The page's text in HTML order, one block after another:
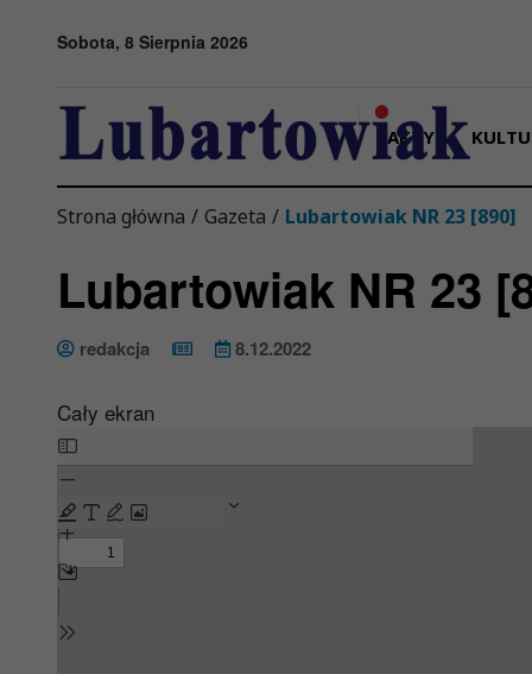
Sobota, 8 Sierpnia 2026
FAKTY
Strona główna / Gazeta / Lubartowiak NR 23 [890]
Lubartowiak NR 23
redakcja 8.12.2022
Cały ekran
Skip
to
PDF
content